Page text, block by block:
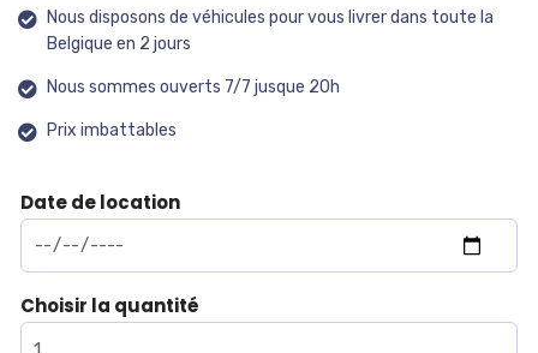
Nous disposons de véhicules pour vous livrer dans toute la
Belgique en 2 jours
Nous sommes ouverts 7/7 jusque 20h
Prix imbattables
Date de location
Choisir la quantité